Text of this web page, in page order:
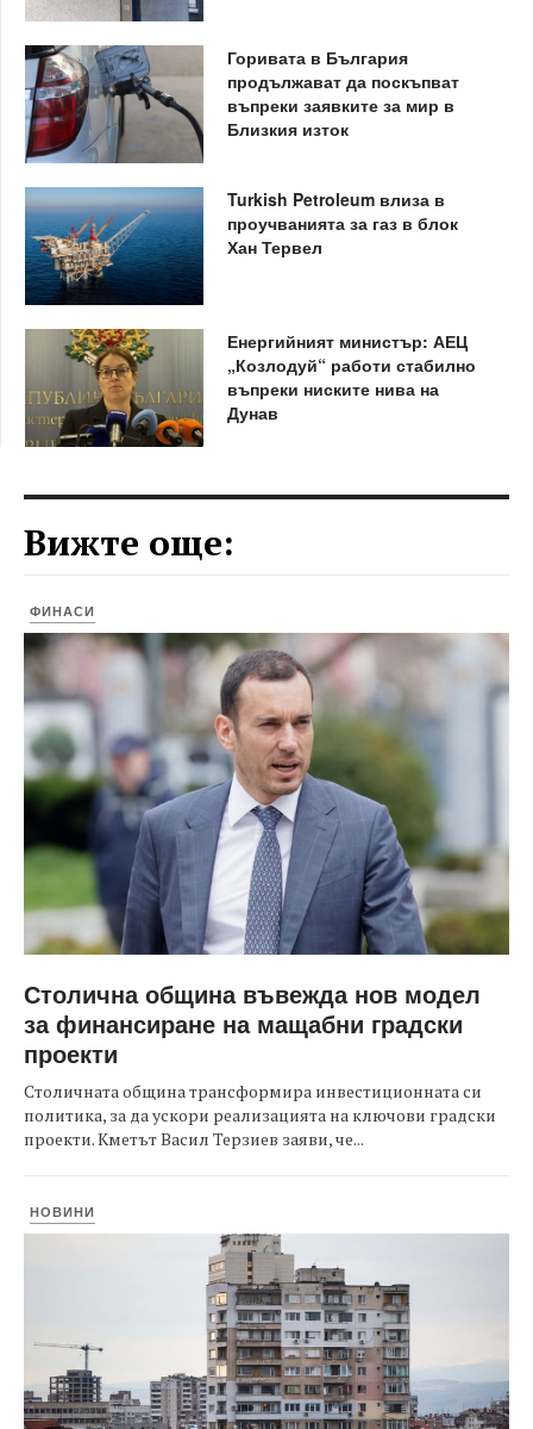
Горивата в България
продължават да поскъпват
въпреки заявките за мир в
Близкия изток
Turkish Petroleum влиза в
проучванията за газ в блок
Хан Тервел
Енергийният министър: АЕЦ
„Козлодуй“ работи стабилно
въпреки ниските нива на
Дунав
Вижте още:
ФИНАСИ
Столична община въвежда нов модел
за финансиране на мащабни градски
проекти
Столичната община трансформира инвестиционната си
политика, за да ускори реализацията на ключови градски
проекти. Кметът Васил Терзиев заяви, че...
НОВИНИ